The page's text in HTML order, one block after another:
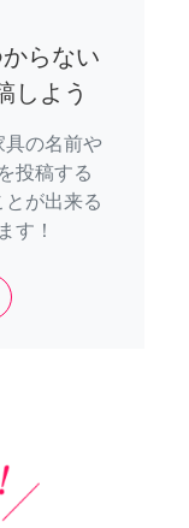
らない
しよう
具の名前や
投稿する
が出来る
す！